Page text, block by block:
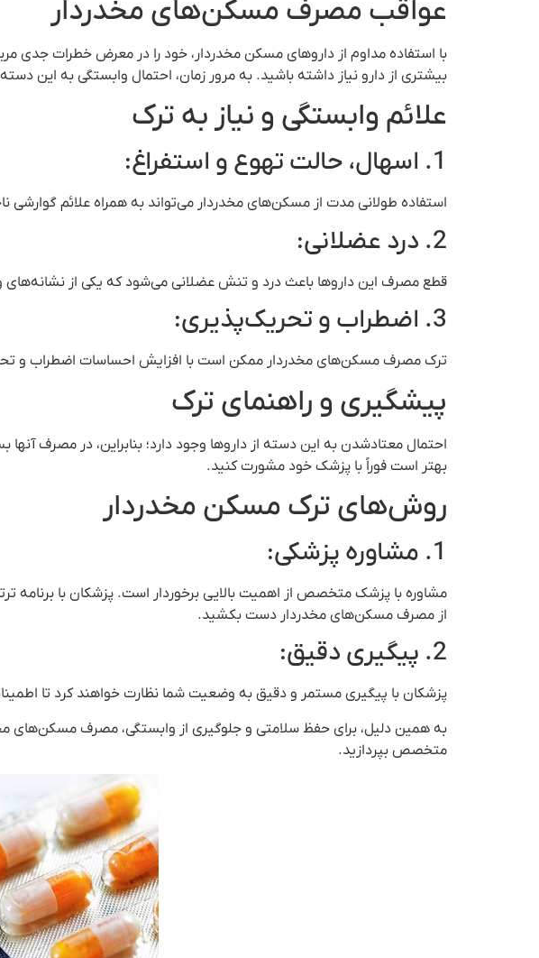
عواقب مصرف مسکن‌های مخدردار
با استفاده مداوم از داروهای مسکن مخدردار، خود را در معرض خطرات جدی
بیشتری از دارو نیاز داشته باشید. به مرور زمان، احتمال وابستگی به این
علائم وابستگی و نیاز به ترک
1. اسهال، حالت تهوع و استفراغ:
استفاده طولانی مدت از مسکن‌های مخدردار می‌تواند به همراه علائم
2. درد عضلانی:
قطع مصرف این داروها باعث درد و تنش عضلانی می‌شود که یکی از
3. اضطراب و تحریک‌پذیری:
ترک مصرف مسکن‌های مخدردار ممکن است با افزایش احساسات اضطراب و
پیشگیری و راهنمای ترک
احتمال معتادشدن به این دسته از داروها وجود دارد؛ بنابراین، در مصرف
بهتر است فوراً با پزشک خود مشورت کنید.
روش‌های ترک مسکن مخدردار
1. مشاوره پزشکی:
مشاوره با پزشک متخصص از اهمیت بالایی برخوردار است. پزشکان با
از مصرف مسکن‌های مخدردار دست بکشید.
2. پیگیری دقیق:
پزشکان با پیگیری مستمر و دقیق به وضعیت شما نظارت خواهند کرد تا
به همین دلیل، برای حفظ سلامتی و جلوگیری از وابستگی، مصرف مسکن‌های
متخصص بپردازید.